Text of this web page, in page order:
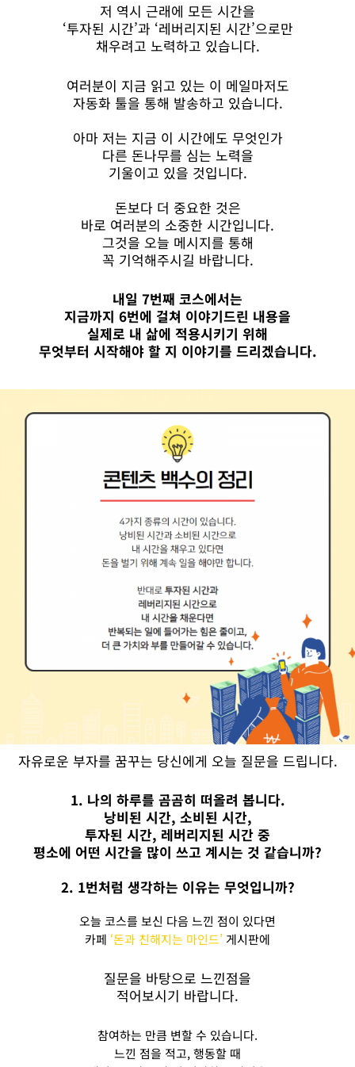
저 역시 근래에 모든 시간을
‘투자된 시간’과 ‘레버리지된 시간’으로만
채우려고 노력하고 있습니다.
여러분이 지금 읽고 있는 이 메일마저도
자동화 툴을 통해 발송하고 있습니다.
아마 저는 지금 이 시간에도 무엇인가
다른 돈나무를 심는 노력을
기울이고 있을 것입니다.
돈보다 더 중요한 것은
바로 여러분의 소중한 시간입니다.
그것을 오늘 메시지를 통해
꼭 기억해주시길 바랍니다.
내일 7번째 코스에서는
지금까지 6번에 걸쳐 이야기드린 내용을
실제로 내 삶에 적용시키기 위해
무엇부터 시작해야 할 지 이야기를 드리겠습니다.
자유로운 부자를 꿈꾸는 당신에게 오늘 질문을 드립니다.
1. 나의 하루를 곰곰히 떠올려 봅니다.
낭비된 시간, 소비된 시간,
투자된 시간, 레버리지된 시간 중
평소에 어떤 시간을 많이 쓰고 계시는 것 같습니까?
2. 1번처럼 생각하는 이유는 무엇입니까?
오늘 코스를 보신 다음 느낀 점이 있다면
카페 ‘돈과 친해지는 마인드’ 게시판에
질문을 바탕으로 느낀점을
적어보시기 바랍니다.
참여하는 만큼 변할 수 있습니다.
느낀 점을 적고, 행동할 때